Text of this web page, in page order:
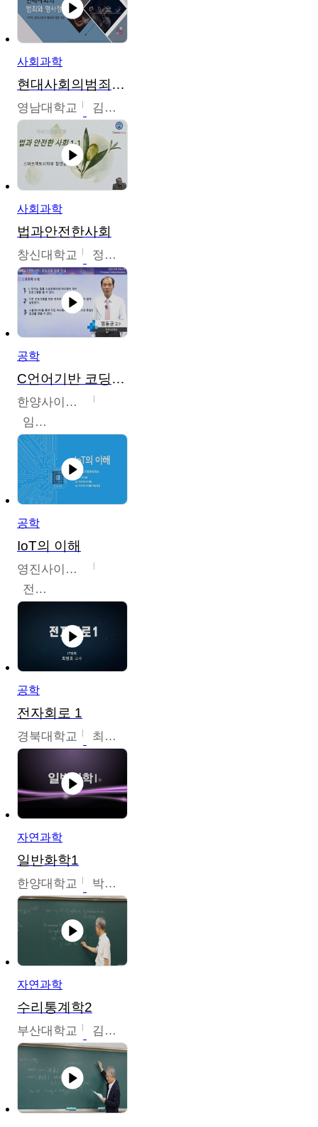
사회과학
현대사회의범죄와형사정책
영남대학교 김혜정
사회과학
법과안전한사회
창신대학교 정연균
공학
C언어기반 코딩교육
한양사이버대학교
임동균
공학
IoT의 이해
영진사이버대학교
전병현
공학
전자회로 1
경북대학교 최병조
자연과학
일반화학1
한양대학교 박경호
자연과학
수리통계학2
부산대학교 김충락